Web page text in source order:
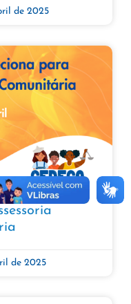
de 2025
de 2025